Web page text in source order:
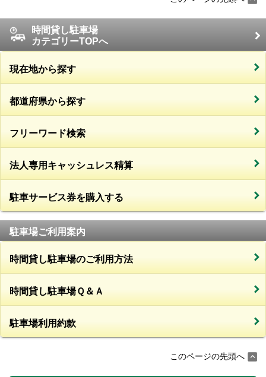
時間貸し駐車場
カテゴリーTOPへ
現在地から探す
都道府県から探す
フリーワード検索
法人専用キャッシュレス精算
駐車サービス券を購入する
駐車場ご利用案内
時間貸し駐車場のご利用方法
時間貸し駐車場Ｑ＆Ａ
駐車場利用約款
このページの先頭へ